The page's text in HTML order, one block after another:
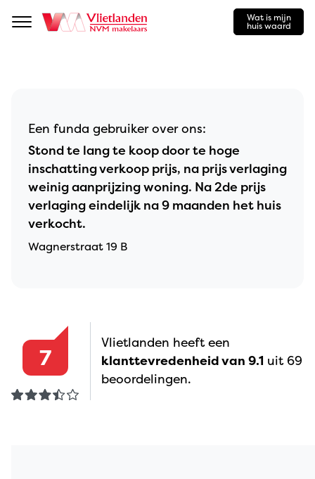
Navigation
Wat is mijn
huis waard
Een funda gebruiker over ons:
Stond te lang te koop door te hoge
inschatting verkoop prijs, na prijs verlaging
weinig aanprijzing woning. Na 2de prijs
verlaging eindelijk na 9 maanden het huis
verkocht.
Wagnerstraat 19 B
7
Vlietlanden heeft een
klanttevredenheid van 9.1 uit 69
beoordelingen.